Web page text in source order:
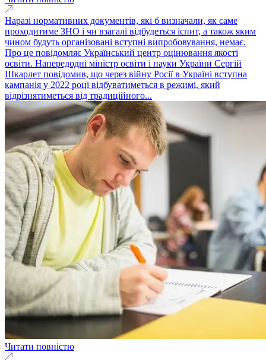
Наразі нормативних документів, які б визначали, як саме
проходитиме ЗНО і чи взагалі відбудеться іспит, а також яким
чином будуть організовані вступні випробовування, немає.
Про це повідомляє Український центр оцінювання якості
освіти. Напередодні міністр освіти і науки України Сергій
Шкарлет повідомив, що через війну Росії в Україні вступна
кампанія у 2022 році відбуватиметься в режимі, який
відрізнятиметься від традиційного...
Читати повністю